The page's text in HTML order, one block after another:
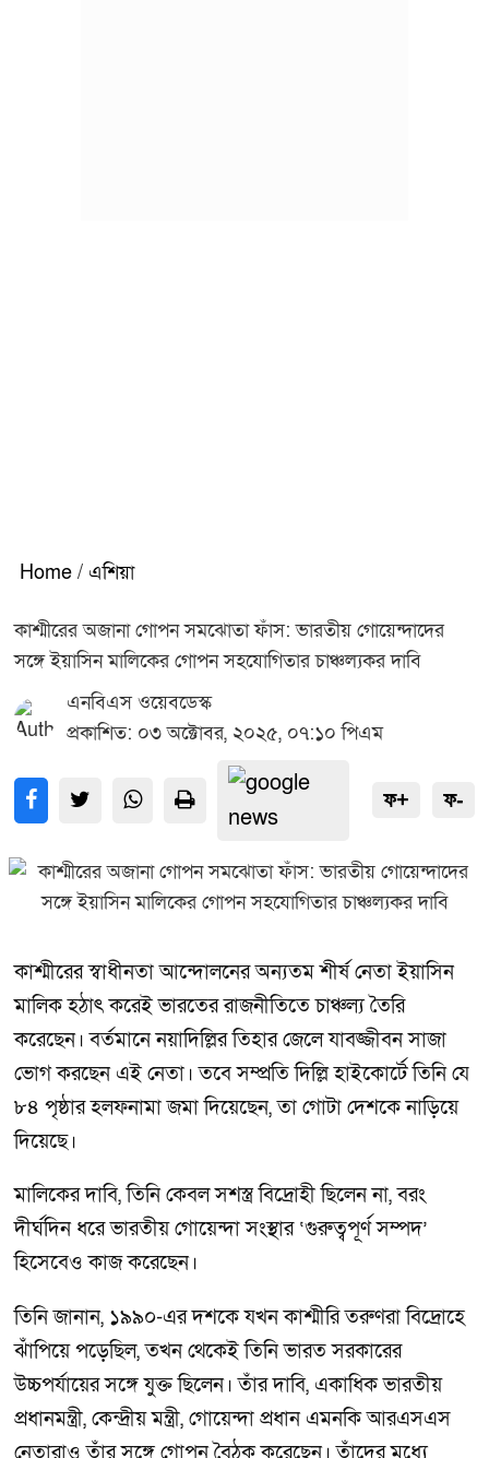
Home / এশিয়া
কাশ্মীরের অজানা গোপন সমঝোতা ফাঁস: ভারতীয় গোয়েন্দাদের
সঙ্গে ইয়াসিন মালিকের গোপন সহযোগিতার চাঞ্চল্যকর দাবি
এনবিএস ওয়েবডেস্ক
প্রকাশিত: ০৩ অক্টোবর, ২০২৫, ০৭:১০ পিএম
ফ+ ফ-
কাশ্মীরের স্বাধীনতা আন্দোলনের অন্যতম শীর্ষ নেতা ইয়াসিন
মালিক হঠাৎ করেই ভারতের রাজনীতিতে চাঞ্চল্য তৈরি
করেছেন। বর্তমানে নয়াদিল্লির তিহার জেলে যাবজ্জীবন সাজা
ভোগ করছেন এই নেতা। তবে সম্প্রতি দিল্লি হাইকোর্টে তিনি যে
৮৪ পৃষ্ঠার হলফনামা জমা দিয়েছেন, তা গোটা দেশকে নাড়িয়ে
দিয়েছে।
মালিকের দাবি, তিনি কেবল সশস্ত্র বিদ্রোহী ছিলেন না, বরং
দীর্ঘদিন ধরে ভারতীয় গোয়েন্দা সংস্থার ‘গুরুত্বপূর্ণ সম্পদ’
হিসেবেও কাজ করেছেন।
তিনি জানান, ১৯৯০-এর দশকে যখন কাশ্মীরি তরুণরা বিদ্রোহে
ঝাঁপিয়ে পড়েছিল, তখন থেকেই তিনি ভারত সরকারের
উচ্চপর্যায়ের সঙ্গে যুক্ত ছিলেন। তাঁর দাবি, একাধিক ভারতীয়
প্রধানমন্ত্রী, কেন্দ্রীয় মন্ত্রী, গোয়েন্দা প্রধান এমনকি আরএসএস